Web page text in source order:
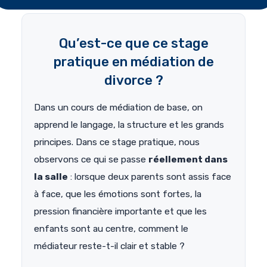
Qu’est-ce que ce stage
pratique en médiation de
divorce ?
Dans un cours de médiation de base, on
apprend le langage, la structure et les grands
principes. Dans ce stage pratique, nous
observons ce qui se passe réellement dans
la salle : lorsque deux parents sont assis face
à face, que les émotions sont fortes, la
pression financière importante et que les
enfants sont au centre, comment le
médiateur reste-t-il clair et stable ?